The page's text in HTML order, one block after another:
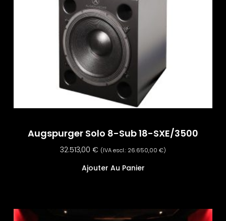
Augspurger Solo 8-Sub 18-SXE/3500
32.513,00 € (IVA escl.: 26.650,00 €)
Ajouter Au Panier